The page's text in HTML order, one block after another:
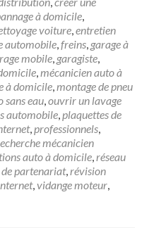
à domicile,
voiture,entretien
automobile,freins, garage à
mobile, garagiste,
,mécanicien auto à
à domicile,montage de pneu
sans eau,ouvrir un lavage
automobile,plaquettes de
,professionnels,
mécanicien
auto à domicile,réseau
de partenariat,révision
,vidange moteur,